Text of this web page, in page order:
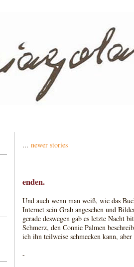
... newer stories
enden.
Und auch wenn man weiß, wie das
Internet sein Grab angesehen und
gerade deswegen gab es letzte Nacht
Schmerz, den Connie Palmen
ich ihn teilweise schmecken kann,
-